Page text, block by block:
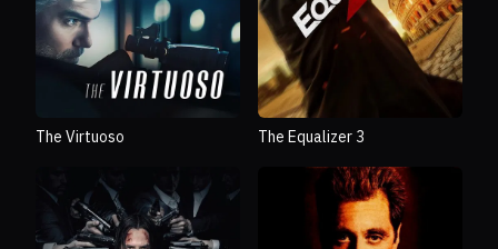
The Virtuoso The Equalizer 3